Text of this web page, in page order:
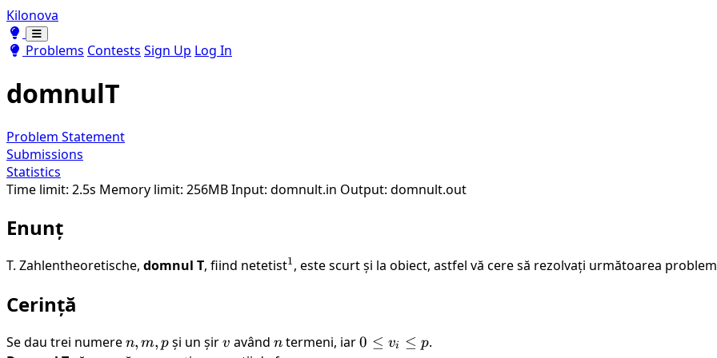
Kilonova
Toggle theme
Toggle theme
Problems Contests Sign Up Log In
domnulT
Problem Statement
Submissions
Statistics
Time limit: 2.5s Memory limit: 256MBInput: domnult.in Output: domnult.out
Enunț
T. Zahlentheoretische, domnul T, fiind netetist^1
1, este scurt și la obiect, astfel vă cere să rezolvați următoarea
Cerință
Se dau trei numeren,
n, m, p și un șirv
v avândn
n termeni, iar0
0 ≤ vi ≤ p.